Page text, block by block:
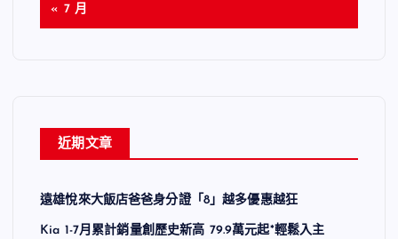
« 7 月
近期文章
遠雄悅來大飯店爸爸身分證「8」越多優惠越狂
Kia 1-7月累計銷量創歷史新高 79.9萬元起*輕鬆入主